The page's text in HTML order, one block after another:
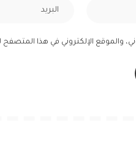
والموقع الإلكتروني في هذا